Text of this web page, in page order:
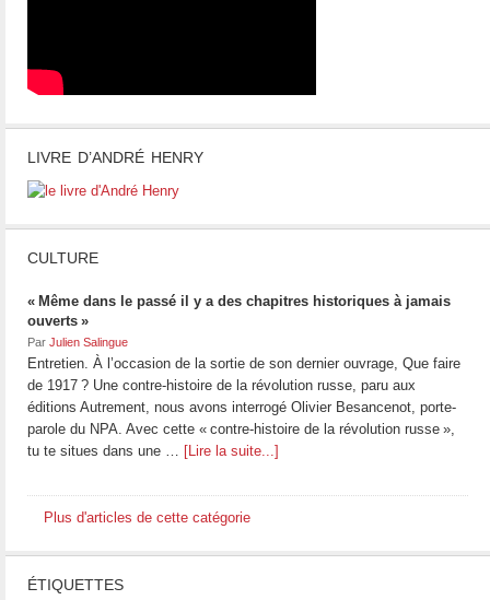
LIVRE D’ANDRÉ HENRY
CULTURE
« Même dans le passé il y a des chapitres historiques à jamais
ouverts »
Par Julien Salingue
Entretien. À l’occasion de la sortie de son dernier ouvrage, Que faire
de 1917 ? Une contre-histoire de la révolution russe, paru aux
éditions Autrement, nous avons interrogé Olivier Besancenot, porte-
parole du NPA. Avec cette « contre-histoire de la révolution russe »,
tu te situes dans une … [Lire la suite...]
Plus d'articles de cette catégorie
ÉTIQUETTES